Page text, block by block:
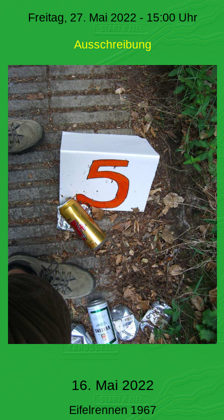
Freitag, 27. Mai 2022 - 15:00 Uhr
Ausschreibung
16. Mai 2022
Eifelrennen 1967